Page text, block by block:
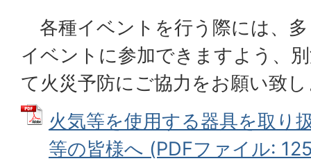
各種イベントを行う際には、
イベントに参加できますよう、
て火災予防にご協力をお願い致
火気等を使用する器具を取り
等の皆様へ (PDFファイル: